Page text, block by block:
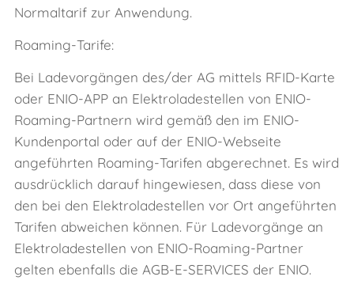
Normaltarif zur Anwendung.
Roaming-Tarife:
Bei Ladevorgängen des/der AG mittels RFID-Karte
oder ENIO-APP an Elektroladestellen von ENIO-
Roaming-Partnern wird gemäß den im ENIO-
Kundenportal oder auf der ENIO-Webseite
angeführten Roaming-Tarifen abgerechnet. Es wird
ausdrücklich darauf hingewiesen, dass diese von
den bei den Elektroladestellen vor Ort angeführten
Tarifen abweichen können. Für Ladevorgänge an
Elektroladestellen von ENIO-Roaming-Partner
gelten ebenfalls die AGB-E-SERVICES der ENIO.